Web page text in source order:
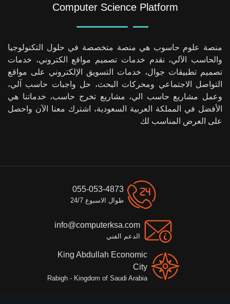
Computer Science Platform
منصة علوم حاسوب هي منصة متخصصة في حلول التكنولوجيا
والحاسب الآلي، نقدم خدمات تصميم مواقع الكتروني، خدمات
تصميم تطبيقات جوال، خدمات التسويق الإلكتروني على مواقع
التواصل الاجتماعي ومحركات البحث، حل واجبات حاسب آلي،
وعمل مشاريع حاسب الي، مشاريع تخرج حاسب، خدماتنا هي
الأفضل في المملكة العربية السعودية، اشترك معنا الآن واحصل
على العرض المناسب لك
055-053-4873
طوال الاسبوع 24/7
info@computerksa.com
الدعم الفني
King Abdullah Economic
City
Rabigh - Kingdom of Saudi Arabia